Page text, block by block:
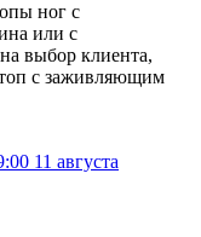
ног с
или с
выбор клиента,
с заживляющим
11 августа